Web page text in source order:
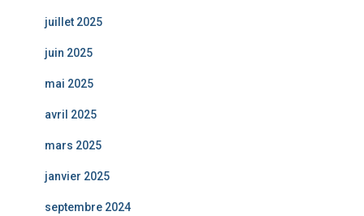
juillet 2025
juin 2025
mai 2025
avril 2025
mars 2025
janvier 2025
septembre 2024